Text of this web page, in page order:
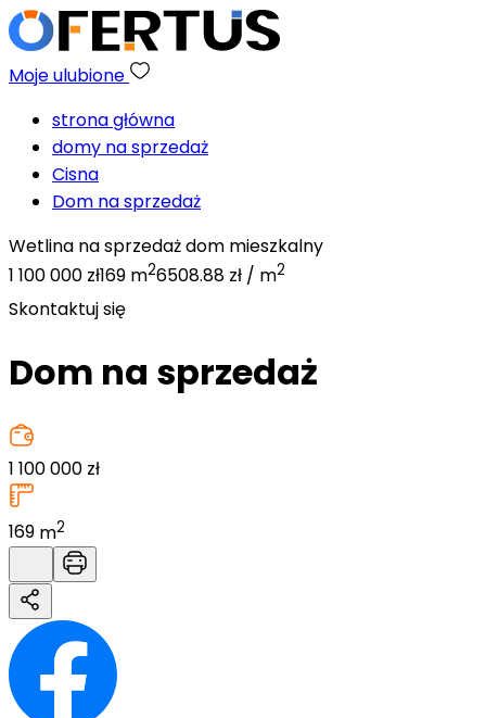
Moje ulubione
strona główna
domy na sprzedaż
Cisna
Dom na sprzedaż
Wetlina na sprzedaż dom mieszkalny
1 100 000 zł169 m26508.88 zł / m2
Skontaktuj się
Dom na sprzedaż
1 100 000 zł
169 m2